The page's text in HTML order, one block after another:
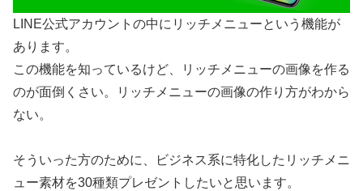
LINE公式アカウントの中にリッチメニューという機能が
あります。
この機能を知っているけど、リッチメニューの画像を作る
のが面倒くさい。リッチメニューの画像の作り方がわから
ない。
そういった方のために、ビジネス系に特化したリッチメニ
ュー素材を30種類プレゼントしたいと思います。